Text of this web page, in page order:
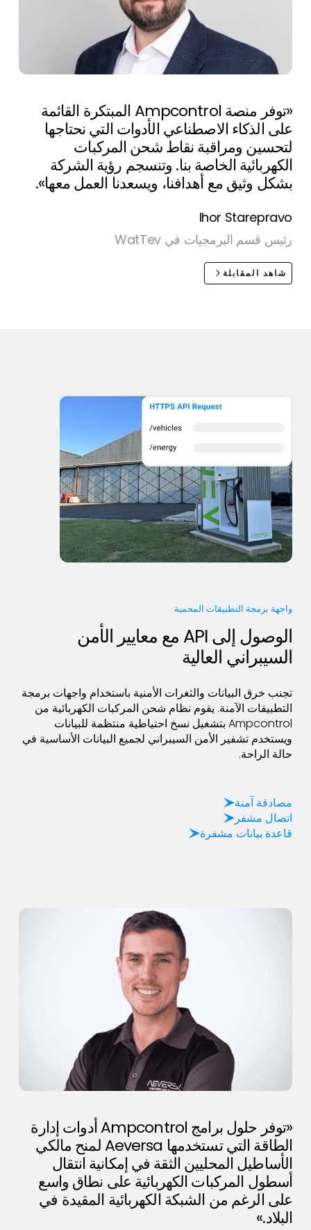
«توفر منصة Ampcontrol المبتكرة القائمة
على الذكاء الاصطناعي الأدوات التي نحتاجها
لتحسين ومراقبة نقاط شحن المركبات
الكهربائية الخاصة بنا. وتنسجم رؤية الشركة
بشكل وثيق مع أهدافنا، ويسعدنا العمل معها».
Ihor Starepravo
رئيس قسم البرمجيات في WatTev
شاهد المقابلة
واجهة برمجة التطبيقات المحمية
الوصول إلى API مع معايير الأمن
السيبراني العالية
تجنب خرق البيانات والثغرات الأمنية باستخدام واجهات برمجة
التطبيقات الآمنة. يقوم نظام شحن المركبات الكهربائية من
Ampcontrol بتشغيل نسخ احتياطية منتظمة للبيانات
ويستخدم تشفير الأمن السيبراني لجميع البيانات الأساسية في
حالة الراحة.
مصادقة آمنة
اتصال مشفر
قاعدة بيانات مشفرة
«توفر حلول برامج Ampcontrol أدوات إدارة
الطاقة التي تستخدمها Aeversa لمنح مالكي
الأساطيل المحليين الثقة في إمكانية انتقال
أسطول المركبات الكهربائية على نطاق واسع
على الرغم من الشبكة الكهربائية المقيدة في
البلاد.»